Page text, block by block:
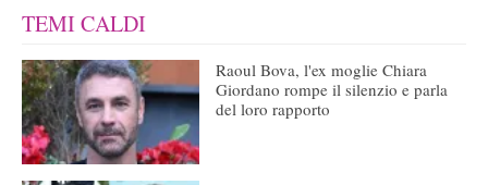
TEMI CALDI
Raoul Bova, l'ex moglie Chiara
Giordano rompe il silenzio e parla
del loro rapporto